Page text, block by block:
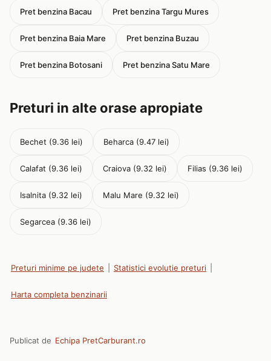
Pret benzina Bacau Pret benzina Targu Mures
Pret benzina Baia Mare Pret benzina Buzau
Pret benzina Botosani Pret benzina Satu Mare
Preturi in alte orase apropiate
Bechet (9.36 lei) Beharca (9.47 lei)
Calafat (9.36 lei) Craiova (9.32 lei) Filias (9.36 lei)
Isalnita (9.32 lei) Malu Mare (9.32 lei)
Segarcea (9.36 lei)
Preturi minime pe judete Statistici evolutie preturi
Harta completa benzinarii
Publicat de Echipa PretCarburant.ro